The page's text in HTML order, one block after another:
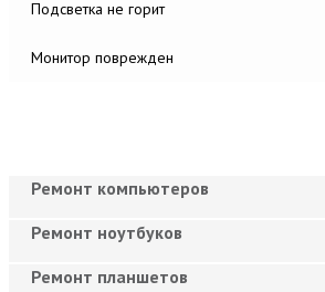
Подсветка не горит
Монитор поврежден
Ремонт компьютеров
Ремонт ноутбуков
Ремонт планшетов